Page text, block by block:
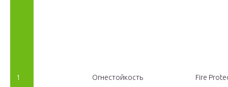
1 Огнестойкость Fire